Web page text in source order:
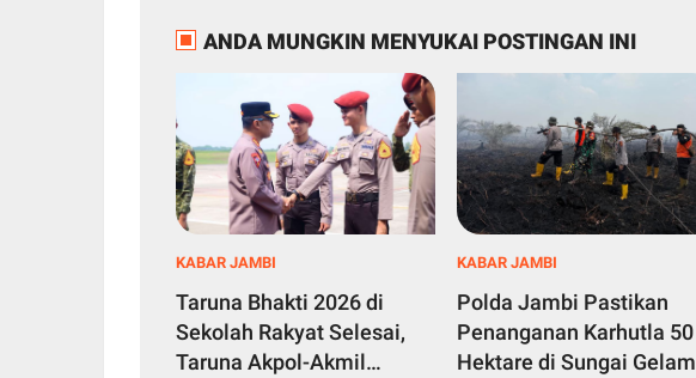
ANDA MUNGKIN MENYUKAI POSTINGAN INI
KABAR JAMBI
Taruna Bhakti 2026 di
Sekolah Rakyat Selesai,
Taruna Akpol-Akmil
KABAR JAMBI
Polda Jambi Pastikan
Penanganan Karhutla 50
Hektare di Sungai Gelam